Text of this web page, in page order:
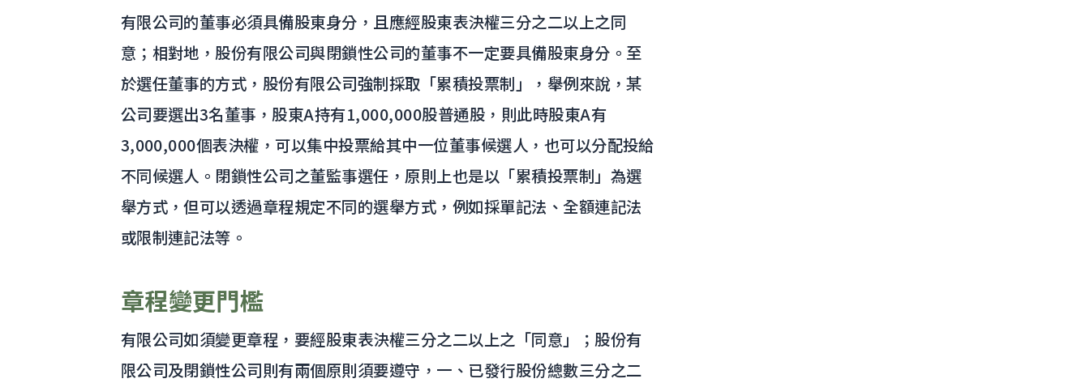
有限公司的董事必須具備股東身分，且應經股東表決權三分之二以上之同
意；相對地，股份有限公司與閉鎖性公司的董事不一定要具備股東身分。至
於選任董事的方式，股份有限公司強制採取「累積投票制」，舉例來說，某
公司要選出3名董事，股東A持有1,000,000股普通股，則此時股東A有
3,000,000個表決權，可以集中投票給其中一位董事候選人，也可以分配投給
不同候選人。閉鎖性公司之董監事選任，原則上也是以「累積投票制」為選
舉方式，但可以透過章程規定不同的選舉方式，例如採單記法、全額連記法
或限制連記法等。
章程變更門檻
有限公司如須變更章程，要經股東表決權三分之二以上之「同意」；股份有
限公司及閉鎖性公司則有兩個原則須要遵守，一、已發行股份總數三分之二